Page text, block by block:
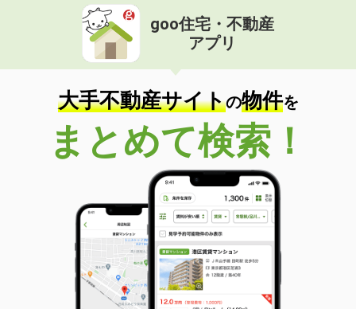
goo住宅・不動産
アプリ
大手不動産サイトの物件を
まとめて検索！